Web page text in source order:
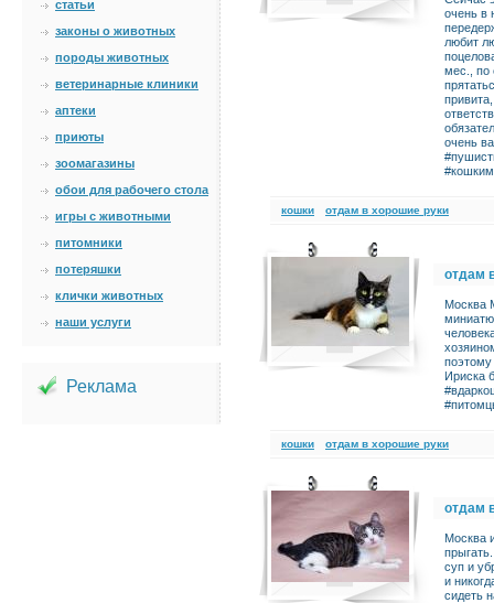
статьи
законы о животных
породы животных
ветеринарные клиники
аптеки
приюты
зоомагазины
обои для рабочего стола
игры с животными
питомники
потеряшки
клички животных
наши услуги
Реклама
очень в
любит
мес., по
очень
кошки отдам в хорошие руки
отдам
Москва
поэтому
Ириска
кошки отдам в хорошие руки
отдам
Москва
суп и
и
сидеть